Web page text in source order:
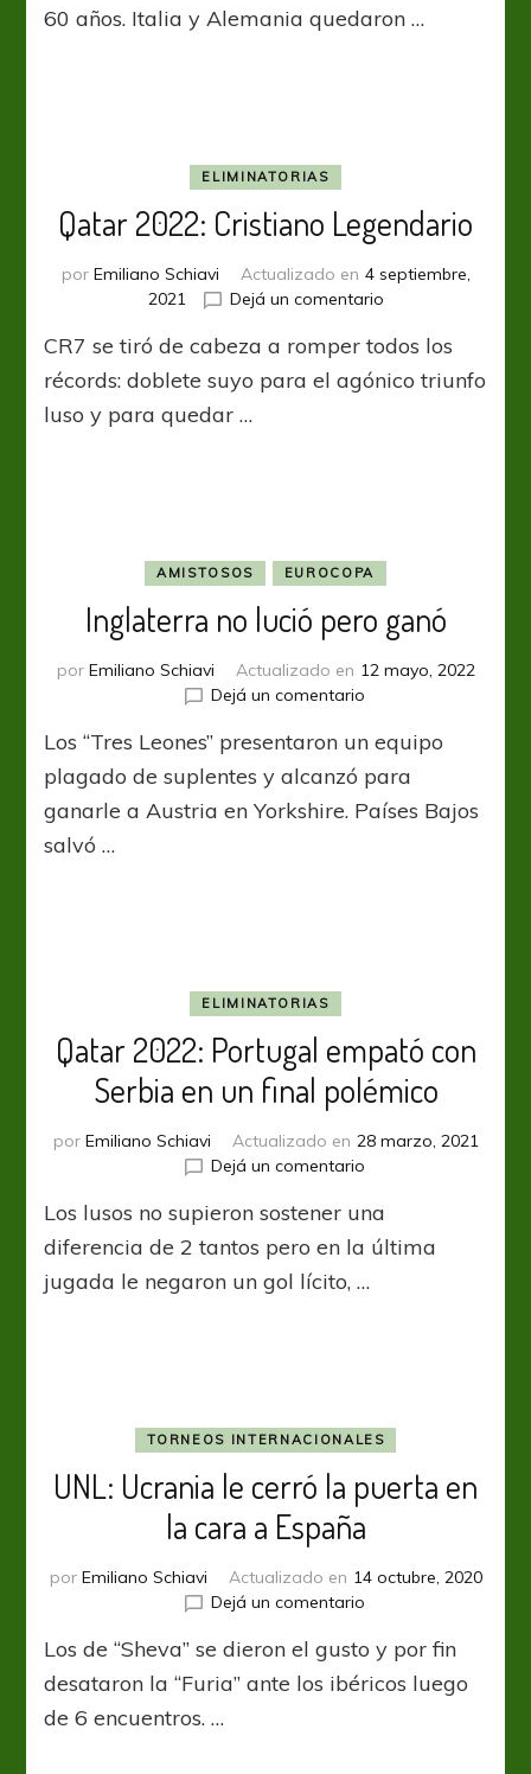
sí
60 años. Italia y Alemania quedaron …
ELIMINATORIAS
Qatar 2022: Cristiano Legendario
por Emiliano Schiavi Actualizado en 4 septiembre,
2021
Dejá un comentarioen
2022:
Cristiano
CR7 se tiró de cabeza a romper todos los
récords: doblete suyo para el agónico triunfo
luso y para quedar …
AMISTOSOS EUROCOPA
Inglaterra no lució pero ganó
por Emiliano Schiavi Actualizado en 12 mayo, 2022
Dejá un comentarioen
no
lució
pero
ganó
Los “Tres Leones” presentaron un equipo
plagado de suplentes y alcanzó para
ganarle a Austria en Yorkshire. Países Bajos
salvó …
ELIMINATORIAS
Qatar 2022: Portugal empató con
Serbia en un final polémico
por Emiliano Schiavi Actualizado en 28 marzo, 2021
Dejá un comentarioen
2022:
Portugal
con
Los lusos no supieron sostener una
diferencia de 2 tantos pero en la última
jugada le negaron un gol lícito, …
TORNEOS INTERNACIONALES
UNL: Ucrania le cerró la puerta en
la cara a España
por Emiliano Schiavi Actualizado en 14 octubre, 2020
Dejá un comentarioen
Ucrania
le
Los de “Sheva” se dieron el gusto y por fin
desataron la “Furia” ante los ibéricos luego
de 6 encuentros. …